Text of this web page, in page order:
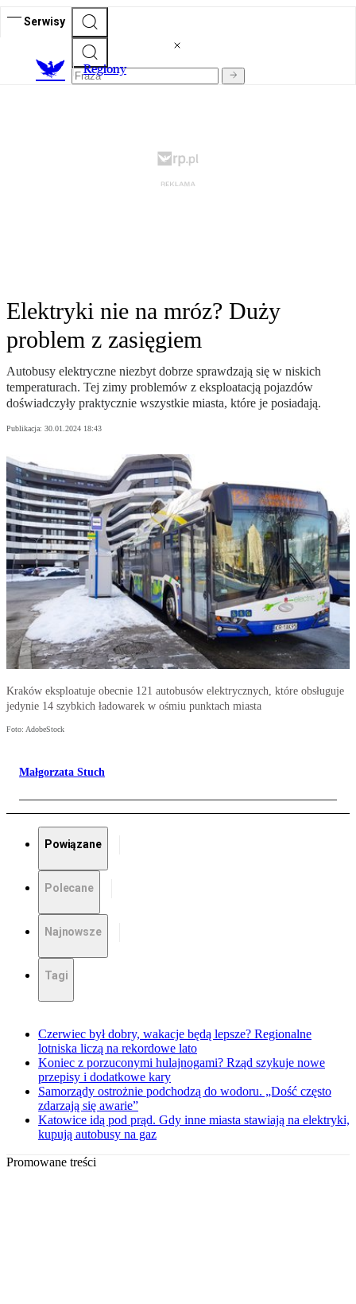
Serwisy
Regiony
Elektryki nie na mróz? Duży
problem z zasięgiem
Autobusy elektryczne niezbyt dobrze sprawdzają się w niskich
temperaturach. Tej zimy problemów z eksploatacją pojazdów
doświadczyły praktycznie wszystkie miasta, które je posiadają.
Publikacja: 30.01.2024 18:43
Kraków eksploatuje obecnie 121 autobusów elektrycznych, które obsługuje
jedynie 14 szybkich ładowarek w ośmiu punktach miasta
Foto: AdobeStock
Małgorzata Stuch
Powiązane
Polecane
Najnowsze
Tagi
Czerwiec był dobry, wakacje będą lepsze? Regionalne
lotniska liczą na rekordowe lato
Koniec z porzuconymi hulajnogami? Rząd szykuje nowe
przepisy i dodatkowe kary
Samorządy ostrożnie podchodzą do wodoru. „Dość często
zdarzają się awarie”
Katowice idą pod prąd. Gdy inne miasta stawiają na elektryki,
kupują autobusy na gaz
Promowane treści